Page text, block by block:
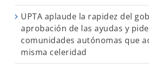
UPTA aplaude la rapidez del
aprobación de las ayudas y
comunidades autónomas que
misma celeridad